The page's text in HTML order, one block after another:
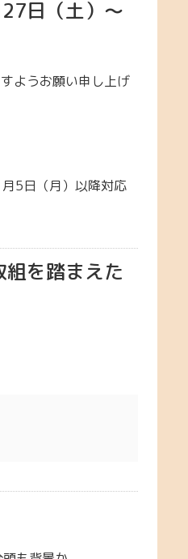
日（土）～
ようお願い申し上げ
5日（月）以降対応
を踏まえた